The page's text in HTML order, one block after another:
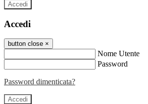
Accedi
Accedi
button close ×
Nome Utente
Password
Password dimenticata?